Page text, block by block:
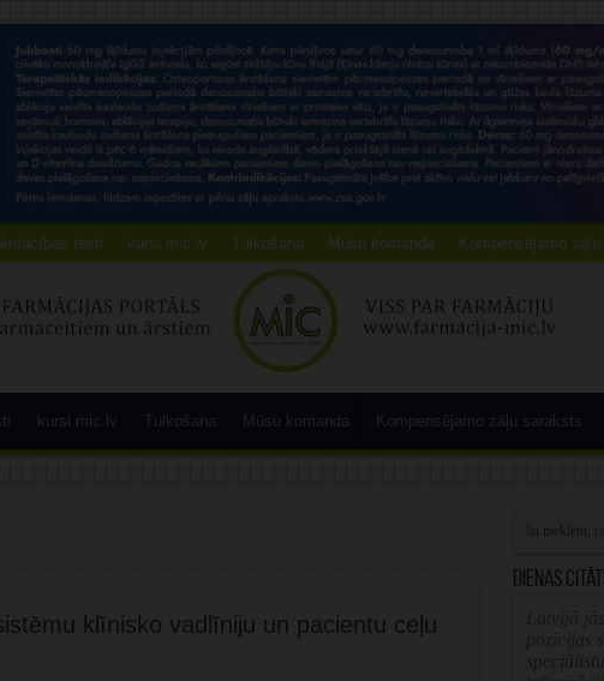
testi kursi.mic.lv Tulkošana Mūsu komanda Kompensējamo
kursi.mic.lv Tulkošana Mūsu komanda Kompensējamo zāļu saraksts
klīnisko vadlīniju un pacientu ceļu
Dienas